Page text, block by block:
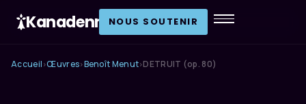
Kanadenn NOUS SOUTENIR
Accueil ›Œuvres›Benoît Menut›DETRUIT (op. 80)